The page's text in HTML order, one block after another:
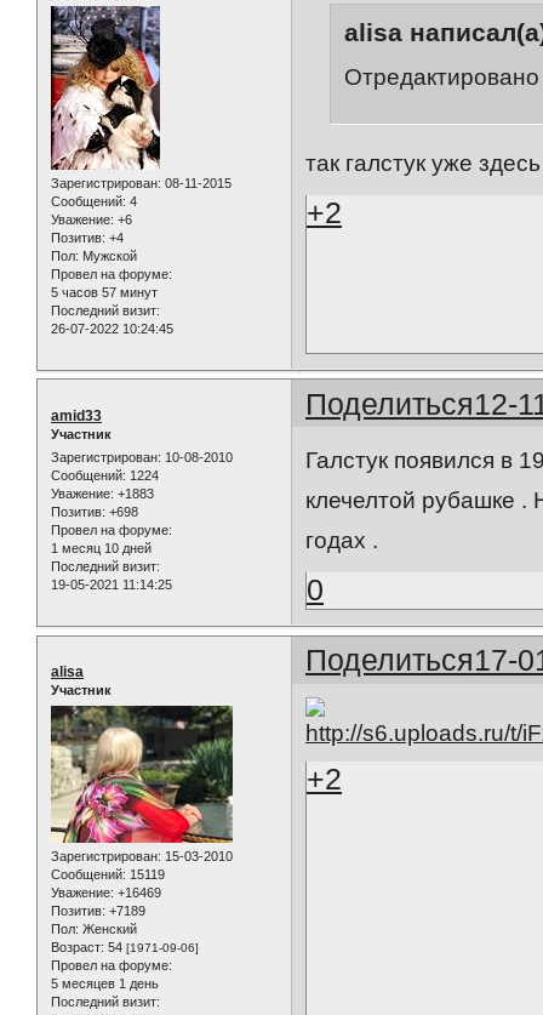
Зарегистрирован: 08-11-2015
Сообщений: 4
Уважение: +6
Позитив: +4
Пол: Мужской
Провел на форуме:
5 часов 57 минут
Последний визит:
26-07-2022 10:24:45
alisa
так галстук уже
+2
Поделиться12-
amid33
Участник
Зарегистрирован: 10-08-2010
Сообщений: 1224
Уважение: +1883
Позитив: +698
Провел на форуме:
1 месяц 10 дней
Последний визит:
19-05-2021 11:14:25
Галстук появился в
клечелтой рубашке .
годах .
0
Поделиться17-
alisa
Участник
Зарегистрирован: 15-03-2010
Сообщений: 15119
Уважение: +16469
Позитив: +7189
Пол: Женский
Возраст: 54 [1971-09-06]
Провел на форуме:
5 месяцев 1 день
Последний визит:
+2